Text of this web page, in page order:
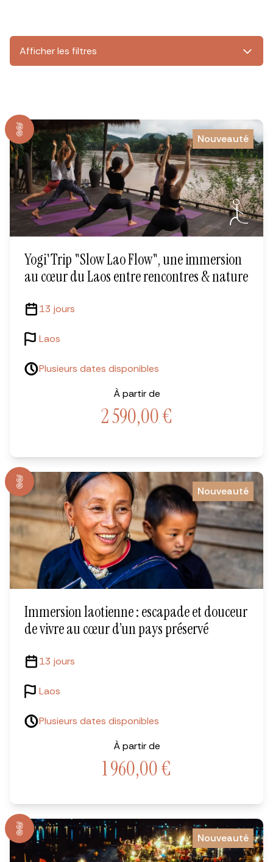
Afficher les filtres
Nouveauté
Yogi'Trip "Slow Lao Flow", une immersion
au cœur du Laos entre rencontres & nature
13 jours
Laos
Plusieurs dates disponibles
À partir de
2 590,00€
Nouveauté
Immersion laotienne : escapade et douceur
de vivre au cœur d’un pays préservé
13 jours
Laos
Plusieurs dates disponibles
À partir de
1 960,00€
Nouveauté